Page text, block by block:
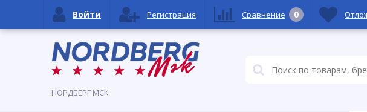
НОРДБЕРГ МСК
Войти Регистрация Сравнение 0